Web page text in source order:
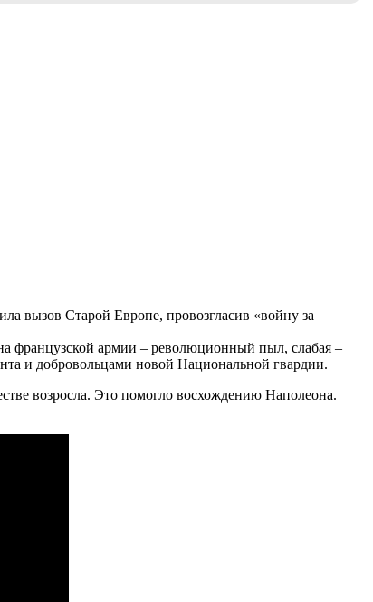
вызов Старой Европе, провозгласив «войну за
французской армии – революционный пыл, слабая –
и добровольцами новой Национальной гвардии.
возросла. Это помогло восхождению Наполеона.